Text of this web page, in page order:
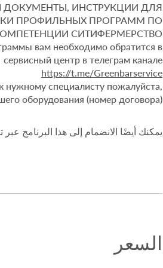
ДОКУМЕНТЫ, ИНСТРУКЦИИ ДЛЯ
ПРОФИЛЬНЫХ ПРОГРАММ ПО
СИТИФЕРМЕРСТВО
вам необходимо обратится в
https://t.me/Greenbarservice
нужному специалисту пожалуйста,
оборудования (номер договора)
يمكنك أيضًا الانضمام إلى هذا البرنامج عبر
السعر